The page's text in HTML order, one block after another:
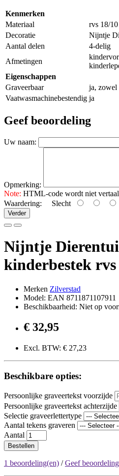
Kenmerken
Materiaal
rvs 18/10
Decoratie
Nijntje
Aantal delen
4-delig
Afmetingen
Eigenschappen
Graveerbaar
ja, zowel
Vaatwasmachinebestendig ja
Geef beoordeling
Uw naam:
Opmerking:
Note: HTML-code wordt niet
Waardering: Slecht
Verder
Nijntje
kinderbestek
Merken Zilverstad
Model: EAN 8711871107911
Beschikbaarheid: Niet op
€ 32,95
Excl. BTW: € 27,23
Beschikbare opties:
Persoonlijke graveertekst voorzijde
Persoonlijke graveertekst achterzijde
Selectie graveerlettertype
Aantal tekens graveren
Aantal
Bestellen
1 beoordeling(en) /Geef beoordeling